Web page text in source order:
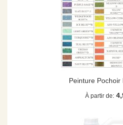
Peinture Pochoir
À partir de